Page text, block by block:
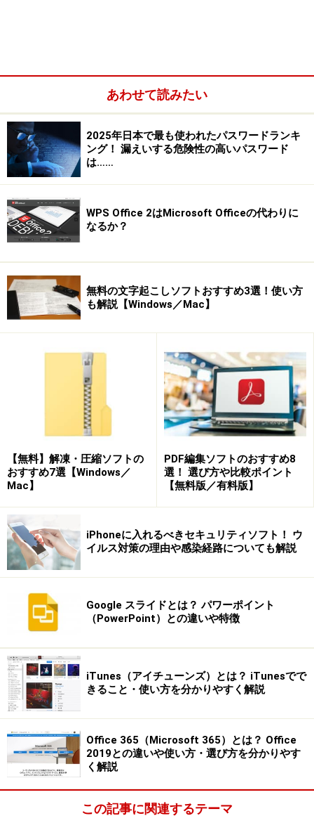
主婦の友デジタル家計簿4（筆まめ）
～主婦の友社
がおすすめする「袋分け式」を採用したシンプルな
家計簿ソフト
できる」ことをモーレツアピール！ はじめての人に
おすすめ
ソフト版から試してみては？
マスターマネー家計版6（プラト）～銀行預金やク
レジットカードの情報を取り込めるお金の動きに重
点を置いた製品
やさしく家計簿 v.3.0（エヌジェーケー）～レシート
をOCRで読み取ってデータを自動入力
ブラウザやスマホだけで利用できる家計簿サービス
家計簿ソフト選びのポイント
家計簿というと、エクセルで作っている方（あるいは、
作ろうとした方）は多いでしょう。エクセルは非常に高
機能ですから、家計簿として利用することももちろんで
きます。ただし、それが長続きするかどうかは別問題で
す。毎日データを入力する家計簿では、とにかく入力が
簡単で、継続して利用できるかどうかがポイントです。
ん。
また、入力したデータを日ごと、月ごと、年ごとで集計
したり、自動的にグラフに表示してくれる機能も大切で
す。とにかく入力すれば、あとはソフトが全部やってく
れるくらい親切なソフトがおすすめです。
イスをしてくれるソフトもあります。たとえば、「標準
あわせて読みたい
2025年日本で最も使われたパスワードランキ
ング！ 漏えいする危険性の高いパスワード
は……
WPS Office 2はMicrosoft Officeの代わりに
なるか？
無料の文字起こしソフトおすすめ3選！使い方
も解説【Windows／Mac】
【無料】解凍・圧縮ソフトの
おすすめ7選【Windows／
Mac】
PDF編集ソフトのおすすめ8
選！ 選び方や比較ポイント
【無料版／有料版】
iPhoneに入れるべきセキュリティソフト！ ウ
イルス対策の理由や感染経路についても解説
Google スライドとは？ パワーポイント
（PowerPoint）との違いや特徴
iTunes（アイチューンズ）とは？ iTunesでで
きること・使い方を分かりやすく解説
Office 365（Microsoft 365）とは？ Office
2019との違いや使い方・選び方を分かりやす
く解説
この記事に関連するテーマ